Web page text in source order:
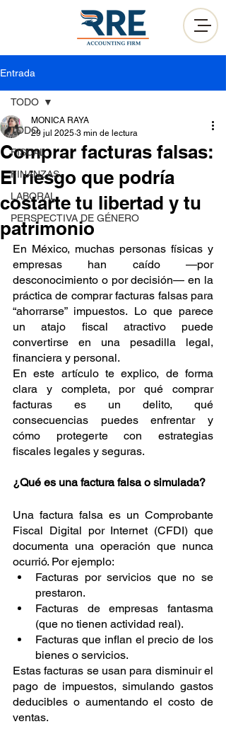
Entrada
TODO
FISCAL
FINANZAS
LABORAL
PERSPECTIVA DE GÉNERO
TODO
Comprar facturas falsas:
El riesgo que podría
costarte tu libertad y tu
patrimonio
MONICA RAYA
29 jul 2025 3 min de lectura
En México, muchas personas físicas y
empresas han caído —por
desconocimiento o por decisión— en la
práctica de comprar facturas falsas para
“ahorrarse” impuestos. Lo que parece
un atajo fiscal atractivo puede
convertirse en una pesadilla legal,
financiera y personal.
En este artículo te explico, de forma
clara y completa, por qué comprar
facturas es un delito, qué
consecuencias puedes enfrentar y
cómo protegerte con estrategias
fiscales legales y seguras.
¿Qué es una factura falsa o simulada?
Una factura falsa es un Comprobante
Fiscal Digital por Internet (CFDI) que
documenta una operación que nunca
ocurrió. Por ejemplo:
Facturas por servicios que no se
prestaron.
Facturas de empresas fantasma
(que no tienen actividad real).
Facturas que inflan el precio de los
bienes o servicios.
Estas facturas se usan para disminuir el
pago de impuestos, simulando gastos
deducibles o aumentando el costo de
ventas.